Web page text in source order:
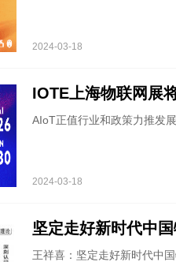
2024-03-18
IOTE上海物联网展
AIoT正值行业和政策力推发
2024-03-18
坚定走好新时代中
王祥喜：坚定走好新时代中